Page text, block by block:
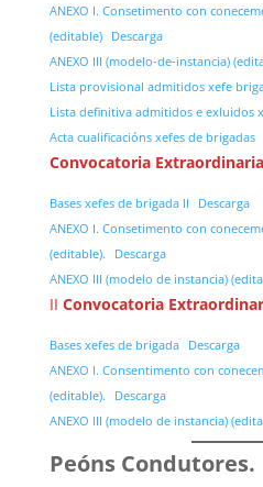
ANEXO I. Consetimento con
(editable)
Descarga
ANEXO III (modelo-de-instancia)
Lista provisional admitidos xefe
Lista definitiva admitidos e exluidos
Acta cualificacións xefes de brigadas
Convocatoria Extraordinaria
Bases xefes de brigada II
Descarga
ANEXO I. Consetimento con
(editable).
Descarga
ANEXO III (modelo de instancia)
II Convocatoria
Bases xefes de brigada
Descarga
ANEXO I. Consentimento con
(editable).
Descarga
ANEXO III (modelo de instancia)
Peóns Condutores.